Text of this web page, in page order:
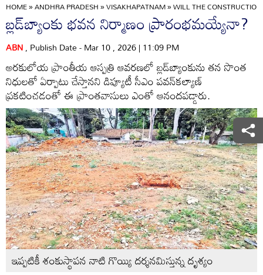
HOME»ANDHRA PRADESH»VISAKHAPATNAM»WILL THE
బ్లడ్‌బ్యాంకు భవన నిర్మాణం ప్రారంభమయ్యేనా?
ABN, Publish Date - Mar 10 , 2026 | 11:09 PM
అరకులోయ ప్రాంతీయ ఆస్పత్రి ఆవరణలో బ్లడ్‌బ్యాంకును తన సొంత
నిధులతో ఏర్పాటు చేస్తానని డిప్యూటీ సీఎం పవన్‌కల్యాణ్‌
ప్రకటించడంతో ఈ ప్రాంతవాసులు ఎంతో ఆనందపడ్డారు.
ఇప్పటికీ శంకుస్థాపన నాటి గొయ్యి దర్శనమిస్తున్న దృశ్యం